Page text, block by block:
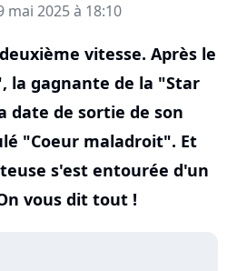
mai 2025 à 18:10
vitesse. Après le
la gagnante de la "Star
date de sortie de son
"Coeur maladroit". Et
s'est entourée d'un
vous dit tout !